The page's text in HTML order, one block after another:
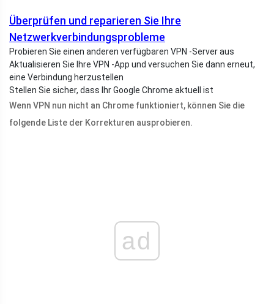
Überprüfen und reparieren Sie Ihre
Netzwerkverbindungsprobleme
Probieren Sie einen anderen verfügbaren VPN -Server aus
Aktualisieren Sie Ihre VPN -App und versuchen Sie dann erneut,
eine Verbindung herzustellen
Stellen Sie sicher, dass Ihr Google Chrome aktuell ist
Wenn VPN nun nicht an Chrome funktioniert, können Sie die
folgende Liste der Korrekturen ausprobieren.
ad